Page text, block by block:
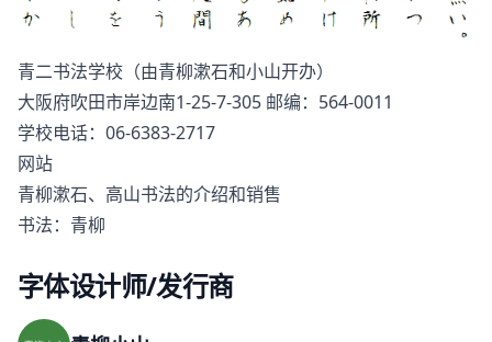
青二书法学校（由青柳漱石和小山开办）
大阪府吹田市岸边南1-25-7-305 邮编：564-0011
学校电话：06-6383-2717
网站
青柳漱石、高山书法的介绍和销售
书法：青柳
字体设计师/发行商